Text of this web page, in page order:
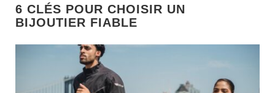
6 CLÉS POUR CHOISIR UN
BIJOUTIER FIABLE